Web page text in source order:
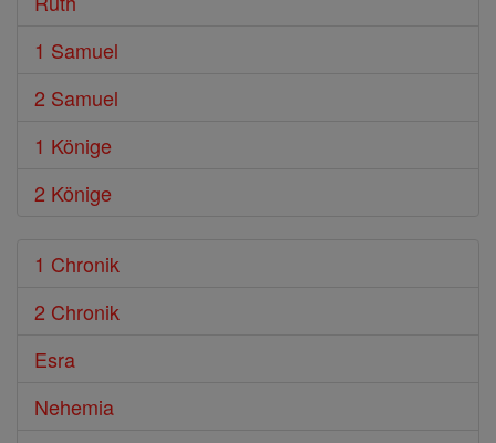
1 Samuel
2 Samuel
1 Könige
2 Könige
1 Chronik
2 Chronik
Esra
Nehemia